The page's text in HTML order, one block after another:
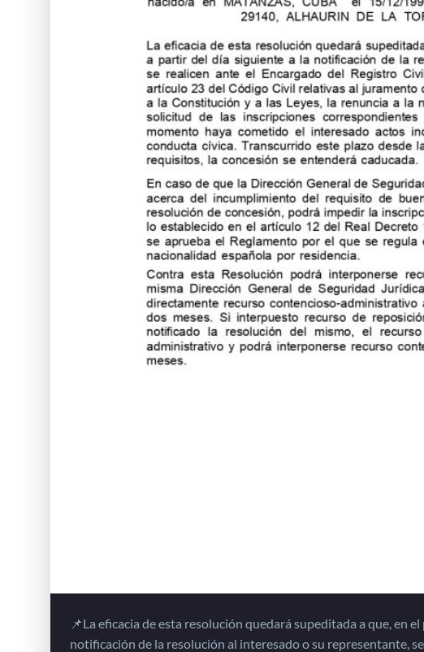
📌La eficacia de esta resolución quedará supeditada a que, en
notificación de la resolución al interesado o su representante,